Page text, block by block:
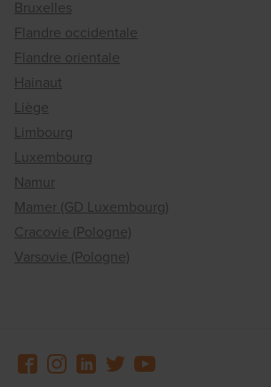
Bruxelles
Flandre occidentale
Flandre orientale
Hainaut
Liège
Limbourg
Luxembourg
Namur
Mamer (GD Luxembourg)
Cracovie (Pologne)
Varsovie (Pologne)